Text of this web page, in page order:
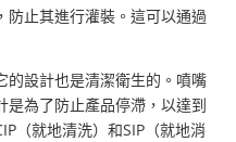
防止其進行灌裝。這可以通過
的設計也是清潔衛生的。噴嘴
是為了防止產品停滯，以達到
（就地清洗）和SIP（就地消